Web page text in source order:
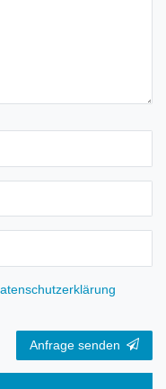
Anfrage senden